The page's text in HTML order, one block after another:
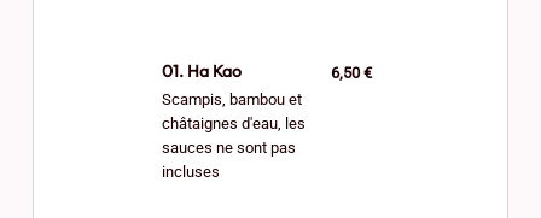
01. Ha Kao
Scampis, bambou et
châtaignes d'eau, les
sauces ne sont pas
incluses
6,50 €